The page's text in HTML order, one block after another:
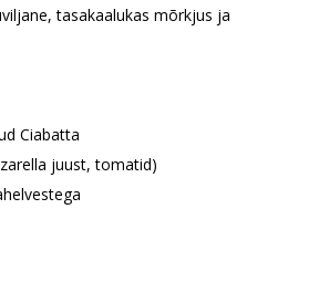
tasakaalukas mõrkjus ja
Ciabatta
juust, tomatid)